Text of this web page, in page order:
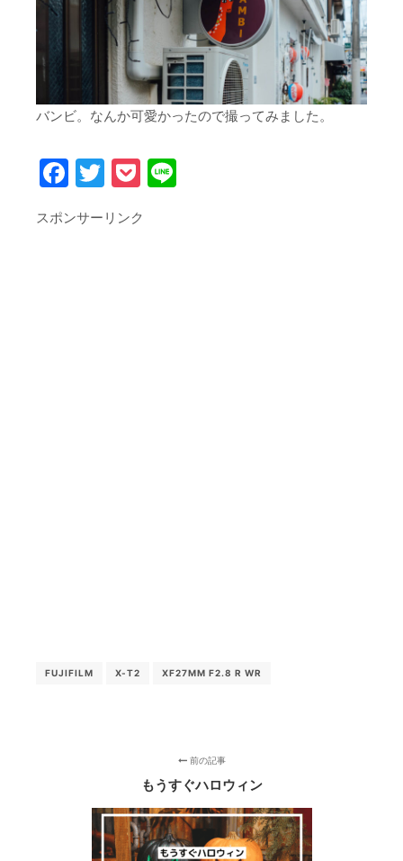
バンビ。なんか可愛かったので撮ってみました。
Facebook
Twitter
Pocket
スポンサーリンク
FUJIFILM X-T2 XF27MM F2.8 R WR
前の記事
もうすぐハロウィン